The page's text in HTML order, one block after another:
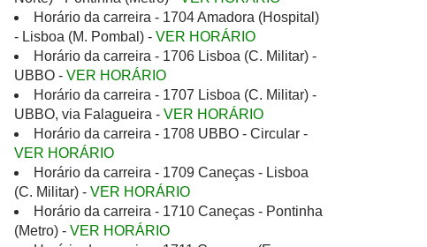
Horário da carreira - 1704 Amadora (Hospital)
- Lisboa (M. Pombal) - VER HORÁRIO
Horário da carreira - 1706 Lisboa (C. Militar) -
UBBO - VER HORÁRIO
Horário da carreira - 1707 Lisboa (C. Militar) -
UBBO, via Falagueira - VER HORÁRIO
Horário da carreira - 1708 UBBO - Circular -
VER HORÁRIO
Horário da carreira - 1709 Caneças - Lisboa
(C. Militar) - VER HORÁRIO
Horário da carreira - 1710 Caneças - Pontinha
(Metro) - VER HORÁRIO